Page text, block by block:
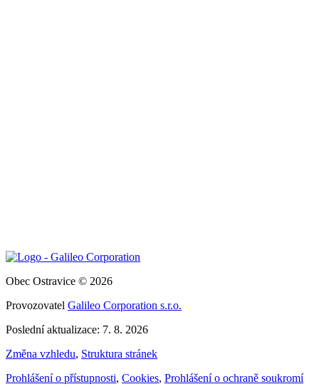
Obec Ostravice © 2026
Provozovatel Galileo Corporation s.r.o.
Poslední aktualizace: 7. 8. 2026
Změna vzhledu, Struktura stránek
Prohlášení o přístupnosti, Cookies, Prohlášení o ochraně soukromí